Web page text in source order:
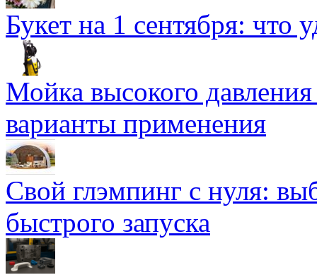
Букет на 1 сентября: что
Мойка высокого
варианты применения
Свой глэмпинг с нуля:
быстрого запуска